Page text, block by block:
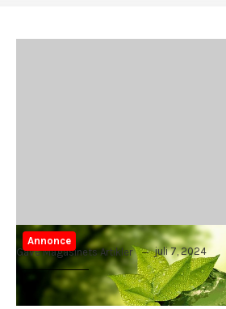
Annonce
Gave Magasinets Artikler
juli 7, 2024